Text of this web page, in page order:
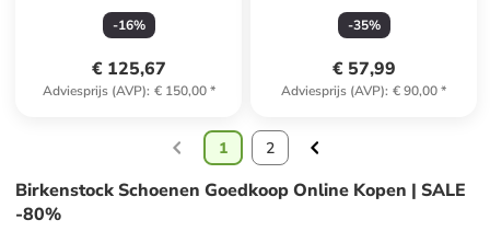
-16%
€ 125,67
Adviesprijs (AVP): € 150,00*
-35%
€ 57,99
Adviesprijs (AVP): € 90,00*
1 2
Birkenstock Schoenen Goedkoop Online Kopen | SALE
-80%